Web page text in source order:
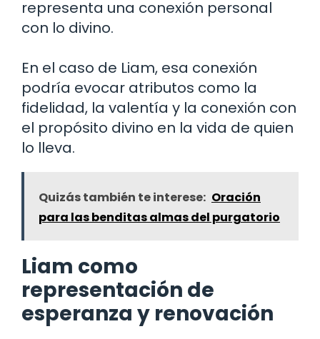
representa una conexión personal
con lo divino.
En el caso de Liam, esa conexión
podría evocar atributos como la
fidelidad, la valentía y la conexión con
el propósito divino en la vida de quien
lo lleva.
Quizás también te interese: Oración
para las benditas almas del purgatorio
Liam como
representación de
esperanza y renovación